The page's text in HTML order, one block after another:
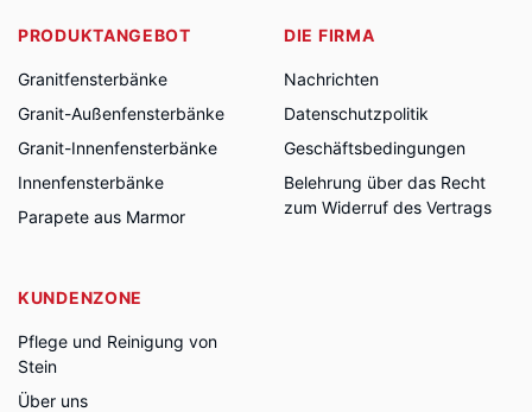
PRODUKTANGEBOT
Granitfensterbänke
Granit-Außenfensterbänke
Granit-Innenfensterbänke
Innenfensterbänke
Parapete aus Marmor
DIE FIRMA
Nachrichten
Datenschutzpolitik
Geschäftsbedingungen
Belehrung über das Recht
zum Widerruf des Vertrags
KUNDENZONE
Pflege und Reinigung von
Stein
Über uns